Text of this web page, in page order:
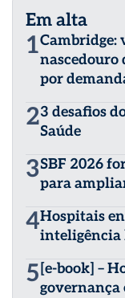
Em alta
1Cambridge:
nascedouro
por
23 desafios
Saúde
3SBF 2026
para
4Hospitais
inteligência
5 [e-book] –
governança